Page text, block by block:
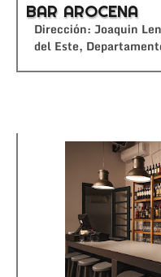
BAR AROCENA
Dirección: Joaquin
del Este,